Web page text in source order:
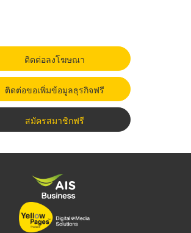
ติดต่อลงโฆษณา
ติดต่อขอเพิ่มข้อมูลธุรกิจฟรี
สมัครสมาชิกฟรี